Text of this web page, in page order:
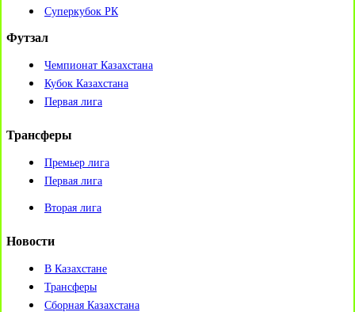
Суперкубок РК
Футзал
Чемпионат Казахстана
Кубок Казахстана
Первая лига
Трансферы
Премьер лига
Первая лига
Вторая лига
Новости
В Казахстане
Трансферы
Сборная Казахстана